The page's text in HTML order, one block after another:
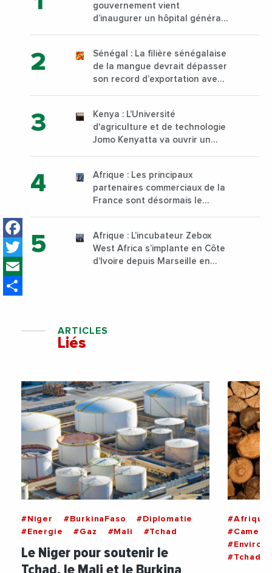
Facebook
Twitter
gouvernement vient
d’inaugurer un hôpital général
Sénégal : La filière sénégalaise
de la mangue devrait dépasser
son record d’exportation avec
Kenya : L’Université
d'agriculture et de technologie
Jomo Kenyatta va ouvrir un
sur son campus de Karen à
Nairobi dès janvier 2023
Afrique : Les principaux
partenaires commerciaux de la
France sont désormais le
Afrique : L’incubateur Zebox
West Africa s’implante en Côte
d’Ivoire depuis Marseille en
ARTICLES
Liés
#Niger #BurkinaFaso
#Diplomatie
#Energie
#Gaz #Mali #Tchad
Le Niger pour soutenir le
#Afrique
#Tchad